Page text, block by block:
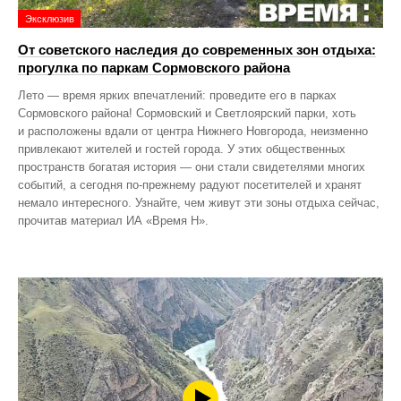
Эксклюзив
От советского наследия до современных зон отдыха:
прогулка по паркам Сормовского района
Лето — время ярких впечатлений: проведите его в парках
Сормовского района! Сормовский и Светлоярский парки, хоть
и расположены вдали от центра Нижнего Новгорода, неизменно
привлекают жителей и гостей города. У этих общественных
пространств богатая история — они стали свидетелями многих
событий, а сегодня по‑прежнему радуют посетителей и хранят
немало интересного. Узнайте, чем живут эти зоны отдыха сейчас,
прочитав материал ИА «Время Н».